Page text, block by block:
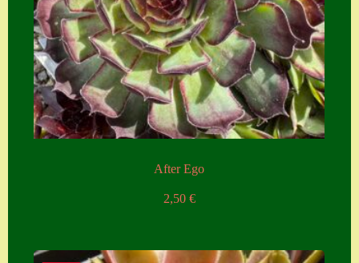
Zubehör
Zubehör
After Ego
2,50 €